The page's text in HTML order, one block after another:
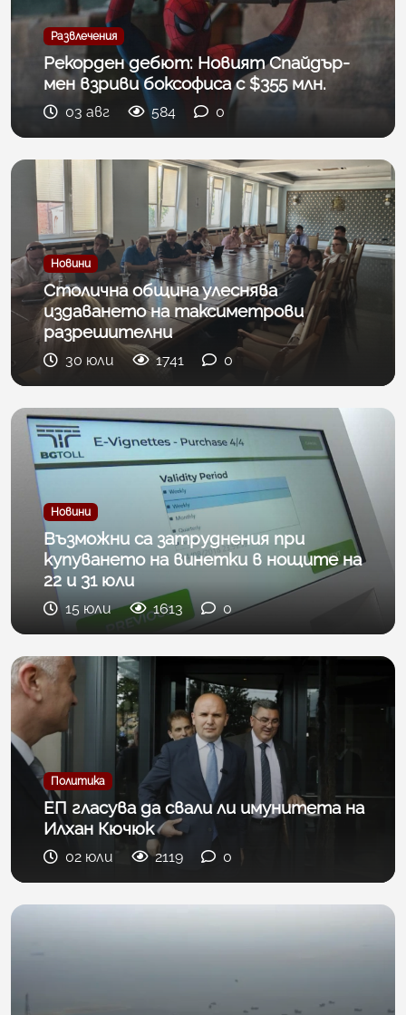
Развлечения
Рекорден дебют: Новият Спайдър-
мен взриви боксофиса с $355 млн.
03 авг 584 0
Новини
Столична община улеснява
издаването на таксиметрови
разрешителни
30 юли 1741 0
Новини
Възможни са затруднения при
купуването на винетки в нощите на
22 и 31 юли
15 юли 1613 0
Политика
ЕП гласува да свали ли имунитета на
Илхан Кючюк
02 юли 2119 0